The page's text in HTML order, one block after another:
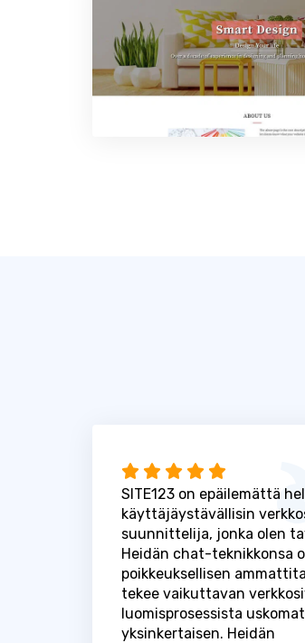
SITE123 on epäilemättä
käyttäjäystävällisin
suunnittelija, jonka olen
Heidän chat-teknikkonsa
poikkeuksellisen
tekee vaikuttavan
luomisprosessista
yksinkertaisen. Heidän